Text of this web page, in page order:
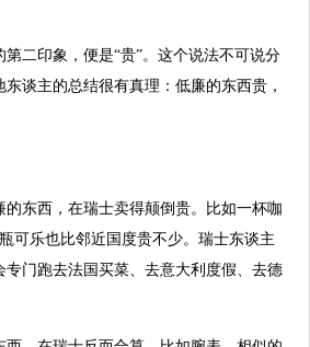
二印象，便是“贵”。这个说法不可说分
谈主的总结很有真理：低廉的东西贵，
的东西，在瑞士卖得颠倒贵。比如一杯咖
可乐也比邻近国度贵不少。瑞士东谈主
专门跑去法国买菜、去意大利度假、去德